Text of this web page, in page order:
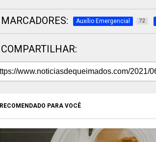
MARCADORES: Auxílio Emergencial 72
COMPARTILHAR:
RECOMENDADO PARA VOCÊ